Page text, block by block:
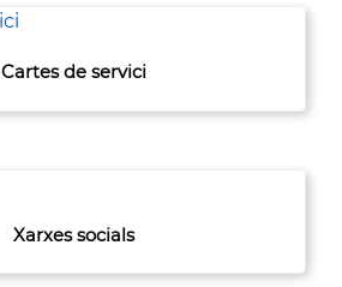
Cartes de servici
Xarxes socials